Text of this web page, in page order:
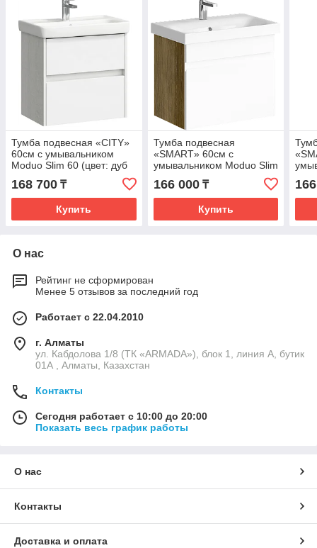
Тумба подвесная «CITY»
60см с умывальником
Moduo Slim 60 (цвет: дуб
канадский / белый глянец)
168 700 ₸
Купить
Тумба подвесная
«SMART» 60см с
умывальником Moduo Slim
60 (цвет: дуб балтийский /
белый глянец)
166 000₸
Купить
О нас
Рейтинг не сформирован
Менее 5 отзывов за последний год
Работает с 22.04.2010
г. Алматы
ул. Кабдолова 1/8 (ТК «ARMADA»), блок 1, линия А, бутик
01А , Алматы, Казахстан
Контакты
Сегодня работает с 10:00 до 20:00
Показать весь график работы
О нас
Контакты
Доставка и оплата